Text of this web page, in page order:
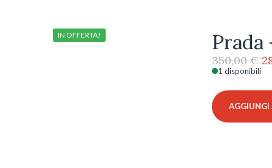
IN OFFERTA! Prada
350,00€ Il
1 disponibili
0PRC06V
-
AGGIUNGI